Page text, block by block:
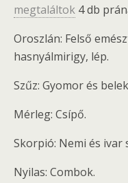
megtaláltok 4 db
Oroszlán: Felső
hasnyálmirigy, lép.
Szűz: Gyomor és
Mérleg: Csípő.
Skorpió: Nemi és ivar
Nyilas: Combok.